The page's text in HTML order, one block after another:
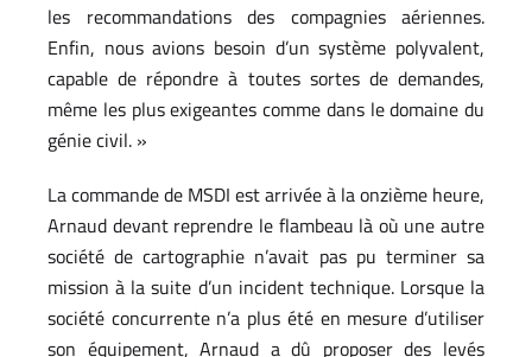
les recommandations des compagnies aériennes.
Enfin, nous avions besoin d’un système polyvalent,
capable de répondre à toutes sortes de demandes,
même les plus exigeantes comme dans le domaine du
génie civil. »
La commande de MSDI est arrivée à la onzième heure,
Arnaud devant reprendre le flambeau là où une autre
société de cartographie n’avait pas pu terminer sa
mission à la suite d’un incident technique. Lorsque la
société concurrente n’a plus été en mesure d’utiliser
son équipement, Arnaud a dû proposer des levés